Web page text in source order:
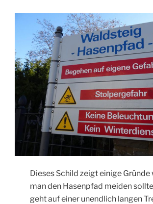
Dieses Schild zeigt einige Gründe
man den Hasenpfad meiden
geht auf einer unendlich langen